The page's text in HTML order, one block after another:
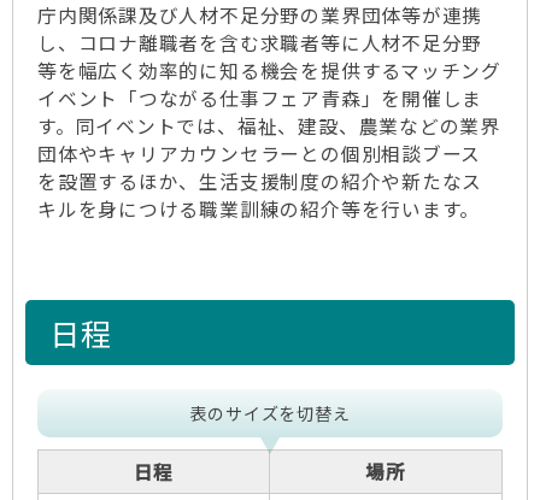
庁内関係課及び人材不足分野の業界団体等が連携
し、コロナ離職者を含む求職者等に人材不足分野
等を幅広く効率的に知る機会を提供するマッチング
イベント「つながる仕事フェア青森」を開催しま
す。同イベントでは、福祉、建設、農業などの業界
団体やキャリアカウンセラーとの個別相談ブース
を設置するほか、生活支援制度の紹介や新たなス
キルを身につける職業訓練の紹介等を行います。
日程
表のサイズを切替え
日程
場所